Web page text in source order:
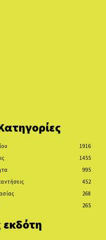
1916
1455
995
452
268
265
εκδότη